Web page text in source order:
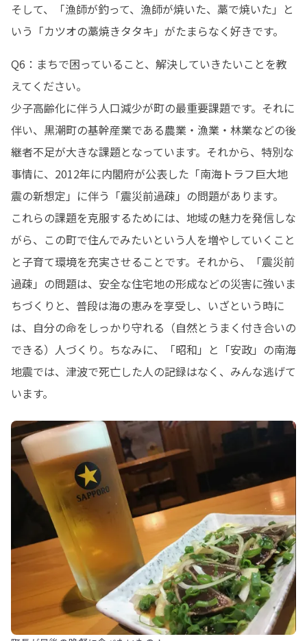
そして、「漁師が釣って、漁師が焼いた、藁で焼いた」と
いう「カツオの藁焼きタタキ」がたまらなく好きです。
Q6：まちで困っていること、解決していきたいことを教
えてください。
少子高齢化に伴う人口減少が町の最重要課題です。それに
伴い、黒潮町の基幹産業である農業・漁業・林業などの後
継者不足が大きな課題となっています。それから、特別な
事情に、2012年に内閣府が公表した「南海トラフ巨大地
震の新想定」に伴う「震災前過疎」の問題があります。
これらの課題を克服するためには、地域の魅力を発信しな
がら、この町で住んでみたいという人を増やしていくこと
と子育て環境を充実させることです。それから、「震災前
過疎」の問題は、安全な住宅地の形成などの災害に強いま
ちづくりと、普段は海の恵みを享受し、いざという時に
は、自分の命をしっかり守れる（自然とうまく付き合いの
できる）人づくり。ちなみに、「昭和」と「安政」の南海
地震では、津波で死亡した人の記録はなく、みんな逃げて
います。